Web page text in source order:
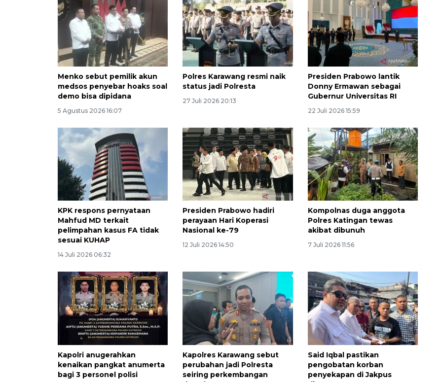
Menko sebut pemilik akun
medsos penyebar hoaks soal
demo bisa dipidana
5 Agustus 2026 16:07
Polres Karawang resmi naik
status jadi Polresta
27 Juli 2026 20:13
Presiden Prabowo lantik
Donny Ermawan sebagai
Gubernur Universitas RI
22 Juli 2026 15:59
KPK respons pernyataan
Mahfud MD terkait
pelimpahan kasus FA tidak
sesuai KUHAP
14 Juli 2026 06:32
Presiden Prabowo hadiri
perayaan Hari Koperasi
Nasional ke-79
12 Juli 2026 14:50
Kompolnas duga anggota
Polres Katingan tewas
akibat dibunuh
7 Juli 2026 11:56
Kapolri anugerahkan
kenaikan pangkat anumerta
bagi 3 personel polisi
Kapolres Karawang sebut
perubahan jadi Polresta
seiring perkembangan
Said Iqbal pastikan
pengobatan korban
penyekapan di Jakpus
160 ribu sambungan baru
jaringan gas 2026
2026-08-07 18:00:00